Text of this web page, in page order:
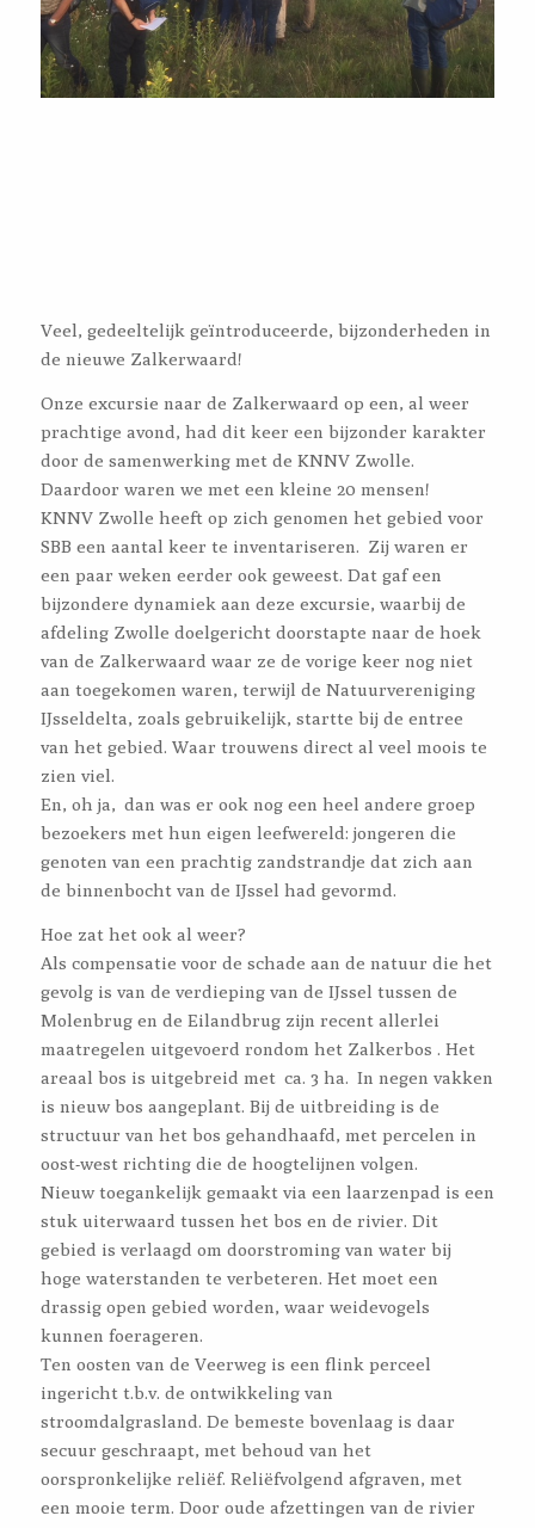
Veel, gedeeltelijk geïntroduceerde, bijzonderheden in
de nieuwe Zalkerwaard!
Onze excursie naar de Zalkerwaard op een, al weer
prachtige avond, had dit keer een bijzonder karakter
door de samenwerking met de KNNV Zwolle.
Daardoor waren we met een kleine 20 mensen!
KNNV Zwolle heeft op zich genomen het gebied voor
SBB een aantal keer te inventariseren. Zij waren er
een paar weken eerder ook geweest. Dat gaf een
bijzondere dynamiek aan deze excursie, waarbij de
afdeling Zwolle doelgericht doorstapte naar de hoek
van de Zalkerwaard waar ze de vorige keer nog niet
aan toegekomen waren, terwijl de Natuurvereniging
IJsseldelta, zoals gebruikelijk, startte bij de entree
van het gebied. Waar trouwens direct al veel moois te
zien viel.
En, oh ja, dan was er ook nog een heel andere groep
bezoekers met hun eigen leefwereld: jongeren die
genoten van een prachtig zandstrandje dat zich aan
de binnenbocht van de IJssel had gevormd.
Hoe zat het ook al weer?
Als compensatie voor de schade aan de natuur die het
gevolg is van de verdieping van de IJssel tussen de
Molenbrug en de Eilandbrug zijn recent allerlei
maatregelen uitgevoerd rondom het Zalkerbos . Het
areaal bos is uitgebreid met ca. 3 ha. In negen vakken
is nieuw bos aangeplant. Bij de uitbreiding is de
structuur van het bos gehandhaafd, met percelen in
oost-west richting die de hoogtelijnen volgen.
Nieuw toegankelijk gemaakt via een laarzenpad is een
stuk uiterwaard tussen het bos en de rivier. Dit
gebied is verlaagd om doorstroming van water bij
hoge waterstanden te verbeteren. Het moet een
drassig open gebied worden, waar weidevogels
kunnen foerageren.
Ten oosten van de Veerweg is een flink perceel
ingericht t.b.v. de ontwikkeling van
stroomdalgrasland. De bemeste bovenlaag is daar
secuur geschraapt, met behoud van het
oorspronkelijke reliëf. Reliëfvolgend afgraven, met
een mooie term. Door oude afzettingen van de rivier